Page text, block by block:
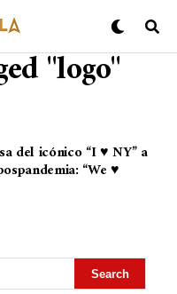
"logo"
del icónico “I ♥ NY” a
“We ♥